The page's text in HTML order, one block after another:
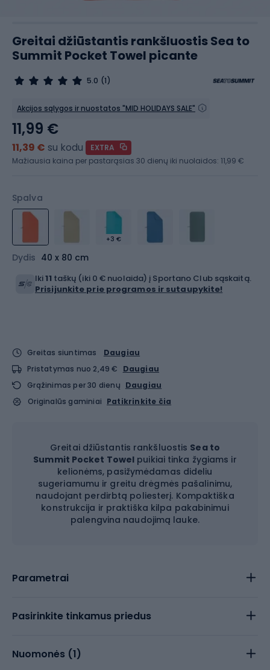
Greitai džiūstantis rankšluostis Sea to
Summit Pocket Towel picante
5.0 (1)
Akcijos sąlygos ir nuostatos "MID HOLIDAYS SALE"
Spalva
+3 €
Dydis 40 x 80 cm
11,99 €
11,39 € su kodu
EXTRA
Mažiausia kaina per pastarąsias 30 dienų iki nuolaidos: 11,99 €
Iki11 taškų (iki 0 € nuolaida) į Sportano Club sąskaitą.
Prisijunkite prie programos ir sutaupykite!
Greitas siuntimas
Daugiau
Pristatymas nuo 2,49 €
Daugiau
Grąžinimas per 30 dienų Daugiau
Originalūs gaminiai Patikrinkite čia
Greitai džiūstantis rankšluostis Sea to
Summit Pocket Towel puikiai tinka žygiams ir
kelionėms, pasižymėdamas dideliu
sugeriamumu ir greitu drėgmės pašalinimu,
naudojant perdirbtą poliesterį. Kompaktiška
konstrukcija ir praktiška kilpa pakabinimui
palengvina naudojimą lauke.
Parametrai
Pasirinkite tinkamus priedus
Nuomonės (1)